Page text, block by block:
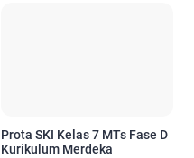
Prota SKI Kelas 7 MTs Fase D
Kurikulum Merdeka